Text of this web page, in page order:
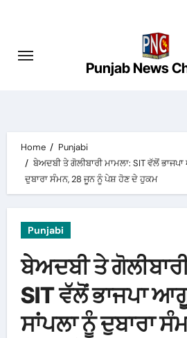
content
Punjab News
Home
Punjabi
ਬੇਅਦਬੀ ਤੇ ਗੋਲੀਬਾਰੀ ਮਾਮਲਾ: SIT ਵੱਲੋਂ
ਦੁਬਾਰਾ ਸੰਮਨ, 28 ਜੂਨ ਨੂੰ ਪੇਸ਼ ਹੋਣ ਦੇ ਹੁਕਮ
Punjabi
ਬੇਅਦਬੀ ਤੇ
SIT ਵੱਲੋਂ ਭਾਜਪਾ
ਸਾਂਪਲਾ ਨੂੰ ਦੁਬਾਰਾ